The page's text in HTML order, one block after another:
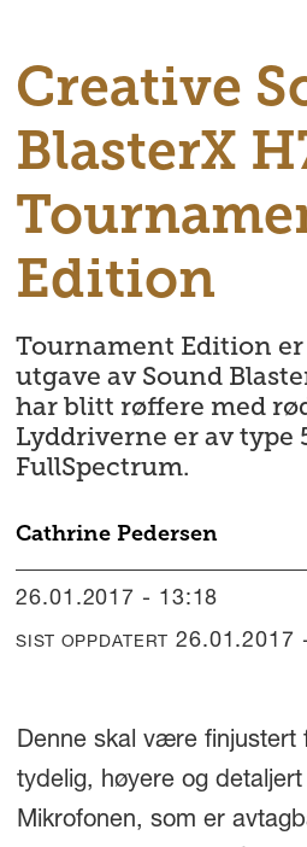
Creative
BlasterX
Edition
Tournament Edition
utgave av Sound
har blitt røffere med
Lyddriverne er av type
FullSpectrum.
Cathrine Pedersen
26.01.2017 - 13:18
SIST OPPDATERT 26.01.2017
Denne skal være finjustert
tydelig, høyere og
Mikrofonen, som er